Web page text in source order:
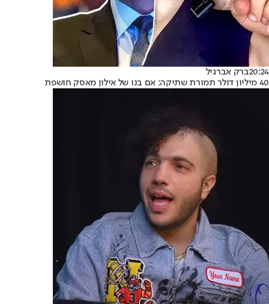
20:24ברק אברגיל
40 מיליון דולר תמורת שתיקה: אם בנו של אילון מאסק חושפת